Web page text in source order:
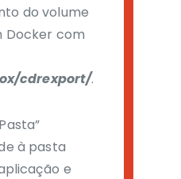
do volume
Docker com
cdrexport/.
à pasta
e